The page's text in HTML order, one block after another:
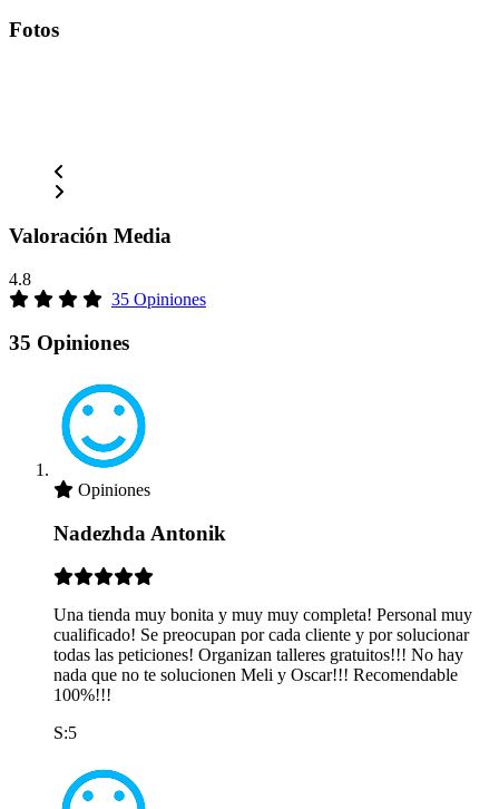
Fotos
Valoración Media
4.8
35 Opiniones
35 Opiniones
Opiniones
Nadezhda Antonik
Una tienda muy bonita y muy muy completa! Personal muy
cualificado! Se preocupan por cada cliente y por solucionar
todas las peticiones! Organizan talleres gratuitos!!! No hay
nada que no te solucionen Meli y Oscar!!! Recomendable
100%!!!
S:5